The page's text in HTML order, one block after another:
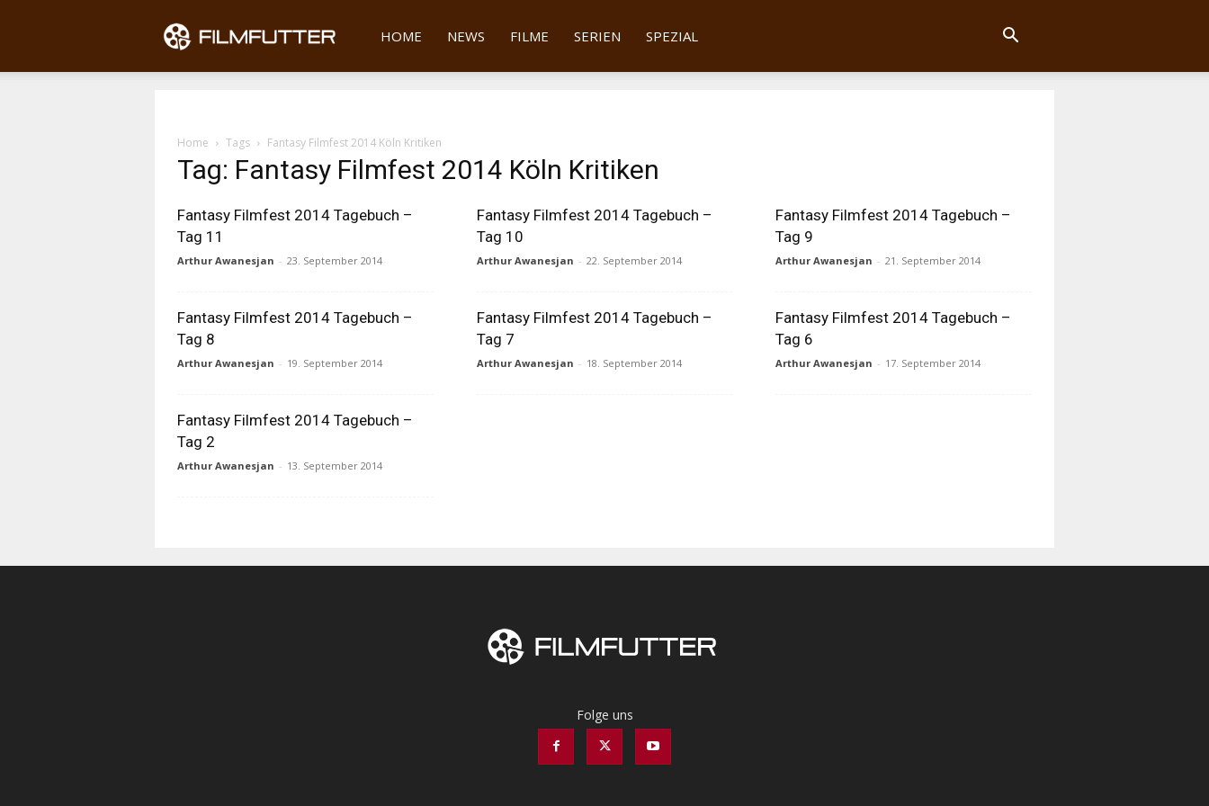
Filmfutter
HOME NEWS FILME SERIEN SPEZIAL
Home Tags Fantasy Filmfest 2014 Köln Kritiken
Tag: Fantasy Filmfest 2014 Köln Kritiken
Fantasy Filmfest 2014 Tagebuch –
Tag 11
Arthur Awanesjan - 23. September 2014
Fantasy Filmfest 2014 Tagebuch –
Tag 10
Arthur Awanesjan - 22. September 2014
Fantasy Filmfest 2014 Tagebuch –
Tag 9
Arthur Awanesjan - 21. September 2014
Fantasy Filmfest 2014 Tagebuch –
Tag 8
Arthur Awanesjan - 19. September 2014
Fantasy Filmfest 2014 Tagebuch –
Tag 7
Arthur Awanesjan - 18. September 2014
Fantasy Filmfest 2014 Tagebuch –
Tag 6
Arthur Awanesjan - 17. September 2014
Fantasy Filmfest 2014 Tagebuch –
Tag 2
Arthur Awanesjan - 13. September 2014
Folge uns